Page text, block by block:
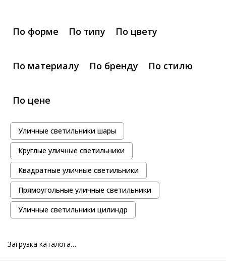
По форме По типу По цвету
По материалу По бренду По стилю
По цене
Уличные светильники шары
Круглые уличные светильники
Квадратные уличные светильники
Прямоугольные уличные светильники
Уличные светильники цилиндр
Загрузка каталога…